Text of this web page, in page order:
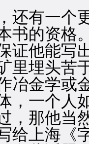
有一个更
书的资格
证他能写
里埋头苦
冶金学或
，一个人
，那他当
给上海《